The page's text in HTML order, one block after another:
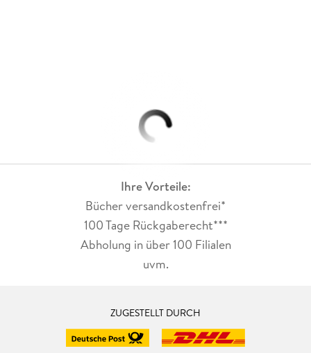
Ihre Vorteile:
Bücher versandkostenfrei*
100 Tage Rückgaberecht***
Abholung in über 100 Filialen
uvm.
ZUGESTELLT DURCH